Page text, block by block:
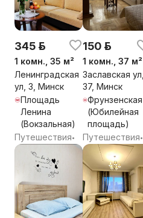
345 р.
1 комн., 35 м²
Ленинградская
ул, 3, Минск
Площадь
Ленина
(Вокзальная)
Путешествия•
150 р.
1 комн., 37 м²
Заславская ул,
37, Минск
Фрунзенская
(Юбилейная
площадь)
Путешествия•